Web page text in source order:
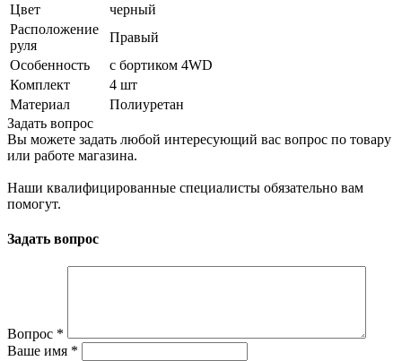
Цвет
черный
Расположение
руля
Правый
Особенность
с бортиком 4WD
Комплект
4 шт
Материал
Полиуретан
Задать вопрос
Вы можете задать любой интересующий вас вопрос по товару
или работе магазина.
Наши квалифицированные специалисты обязательно вам
помогут.
Задать вопрос
Вопрос *
Ваше имя *